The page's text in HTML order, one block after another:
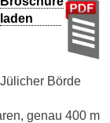
laden
Börde
genau 400 m